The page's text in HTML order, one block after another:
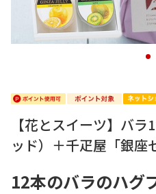
1
【花とスイーツ】バ
ッド）＋千疋屋「銀座
12本のバラのハグ